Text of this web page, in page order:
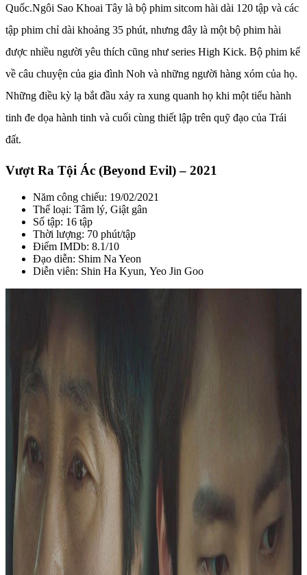
Quốc.Ngôi Sao Khoai Tây là bộ phim sitcom hài dài 120 tập và các
tập phim chỉ dài khoảng 35 phút, nhưng đây là một bộ phim hài
được nhiều người yêu thích cũng như series High Kick. Bộ phim kể
về câu chuyện của gia đình Noh và những người hàng xóm của họ.
Những điều kỳ lạ bắt đầu xảy ra xung quanh họ khi một tiểu hành
tinh đe dọa hành tinh và cuối cùng thiết lập trên quỹ đạo của Trái
đất.
Vượt Ra Tội Ác (Beyond Evil) – 2021
Năm công chiếu: 19/02/2021
Thể loại: Tâm lý, Giật gân
Số tập: 16 tập
Thời lượng: 70 phút/tập
Điểm IMDb: 8.1/10
Đạo diễn: Shim Na Yeon
Diễn viên: Shin Ha Kyun, Yeo Jin Goo